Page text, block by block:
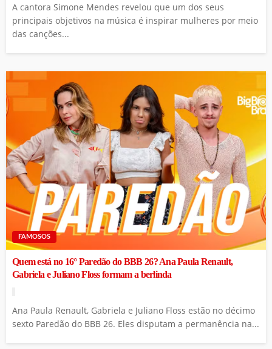
A cantora Simone Mendes revelou que um dos seus
principais objetivos na música é inspirar mulheres por meio
das canções...
FAMOSOS
Quem está no 16° Paredão do BBB 26? Ana Paula Renault,
Gabriela e Juliano Floss formam a berlinda
Ana Paula Renault, Gabriela e Juliano Floss estão no décimo
sexto Paredão do BBB 26. Eles disputam a permanência na...